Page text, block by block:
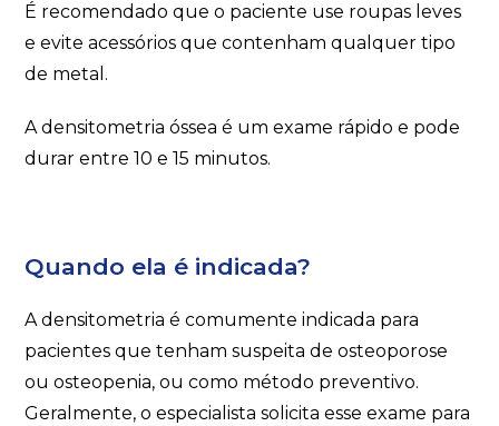
É recomendado que o paciente use roupas leves
e evite acessórios que contenham qualquer tipo
de metal.
A densitometria óssea é um exame rápido e pode
durar entre 10 e 15 minutos.
Quando ela é indicada?
A densitometria é comumente indicada para
pacientes que tenham suspeita de osteoporose
ou osteopenia, ou como método preventivo.
Geralmente, o especialista solicita esse exame para